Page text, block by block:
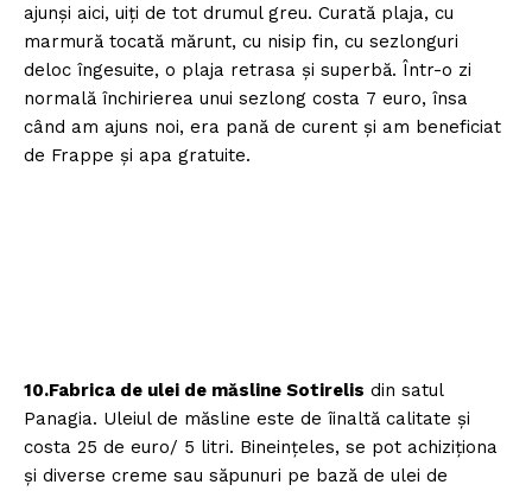
ajunşi aici, uiţi de tot drumul greu. Curată plaja, cu
marmură tocată mărunt, cu nisip fin, cu sezlonguri
deloc îngesuite, o plaja retrasa şi superbă. Într-o zi
normală închirierea unui sezlong costa 7 euro, însa
când am ajuns noi, era pană de curent şi am beneficiat
de Frappe şi apa gratuite.
10.Fabrica de ulei de măsline Sotirelis din satul
Panagia. Uleiul de măsline este de îinaltă calitate şi
costa 25 de euro/ 5 litri. Bineinţeles, se pot achiziţiona
şi diverse creme sau săpunuri pe bază de ulei de